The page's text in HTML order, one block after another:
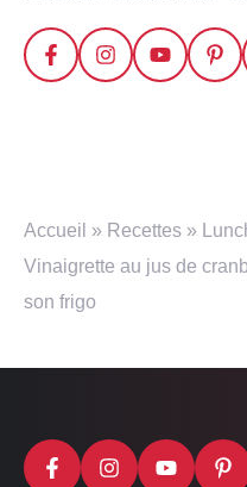
Accueil » Recettes »
Vinaigrette au jus de
son frigo